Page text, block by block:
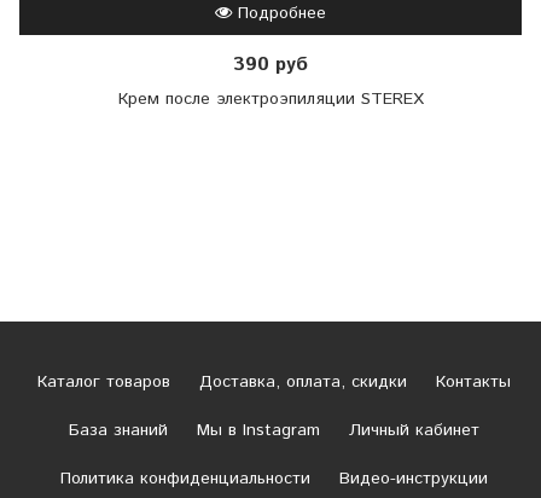
Подробнее
390 руб
Крем после электроэпиляции STEREX
Каталог товаров Доставка, оплата, скидки
Контакты
База знаний
Мы в Instagram
Личный кабинет
Политика конфиденциальности
Видео-инструкции